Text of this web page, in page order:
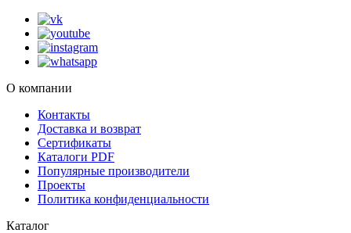
О компании
Контакты
Доставка и возврат
Сертификаты
Каталоги PDF
Популярные производители
Проекты
Политика конфиденциальности
Каталог